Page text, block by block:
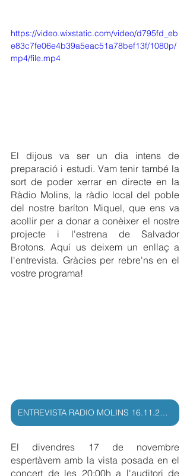
https://video.wixstatic.com/video/d795fd_eb
e83c7fe06e4b39a5eac51a78bef13f/1080p/
mp4/file.mp4
El dijous va ser un dia intens de
preparació i estudi. Vam tenir també la
sort de poder xerrar en directe en la
Ràdio Molins, la ràdio local del poble
del nostre baríton Miquel, que ens va
acollir per a donar a conèixer el nostre
projecte i l'estrena de Salvador
Brotons. Aquí us deixem un enllaç a
l'entrevista. Gràcies per rebre'ns en el
vostre programa!
ENTREVISTA RADIO MOLINS 16.11.2023
El divendres 17 de novembre
espertàvem amb la vista posada en el
concert de les 20:00h a l'auditori de